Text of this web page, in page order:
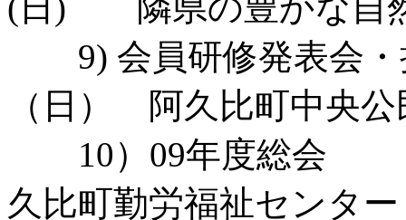
9) 会員研修発表会
（日） 阿久比町中央
10）09年度総会 ０
久比町勤労福祉センター